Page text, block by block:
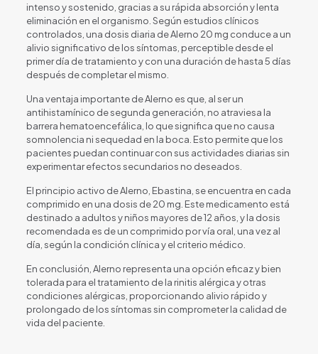
intenso y sostenido, gracias a su rápida absorción y lenta
eliminación en el organismo. Según estudios clínicos
controlados, una dosis diaria de Alerno 20 mg conduce a un
alivio significativo de los síntomas, perceptible desde el
primer día de tratamiento y con una duración de hasta 5 días
después de completar el mismo.
Una ventaja importante de Alerno es que, al ser un
antihistamínico de segunda generación, no atraviesa la
barrera hematoencefálica, lo que significa que no causa
somnolencia ni sequedad en la boca. Esto permite que los
pacientes puedan continuar con sus actividades diarias sin
experimentar efectos secundarios no deseados.
El principio activo de Alerno, Ebastina, se encuentra en cada
comprimido en una dosis de 20 mg. Este medicamento está
destinado a adultos y niños mayores de 12 años, y la dosis
recomendada es de un comprimido por vía oral, una vez al
día, según la condición clínica y el criterio médico.
En conclusión, Alerno representa una opción eficaz y bien
tolerada para el tratamiento de la rinitis alérgica y otras
condiciones alérgicas, proporcionando alivio rápido y
prolongado de los síntomas sin comprometer la calidad de
vida del paciente.